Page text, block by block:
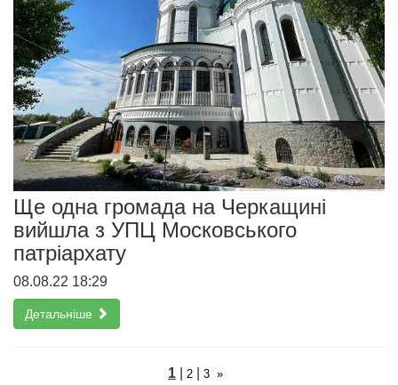
Ще одна громада на Черкащині
вийшла з УПЦ Московського
патріархату
08.08.22 18:29
Детальніше
1 2 3 »